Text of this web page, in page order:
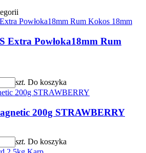
Extra Powłoka18mm Rum
szt. Do koszyka
200g STRAWBERRY
szt. Do koszyka